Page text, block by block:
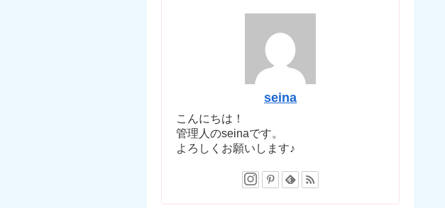
seina
こんにちは！
管理人のseinaです。
よろしくお願いします♪